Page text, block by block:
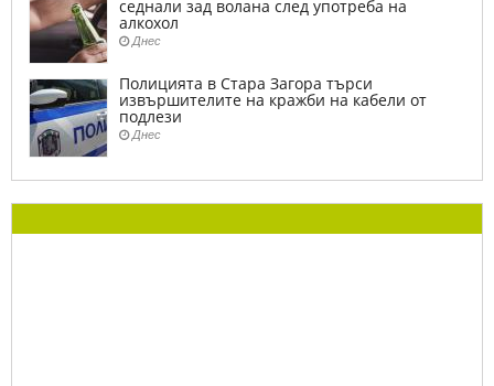
седнали зад волана след употреба на
алкохол
Днес
Полицията в Стара Загора търси
извършителите на кражби на кабели от
подлези
Днес